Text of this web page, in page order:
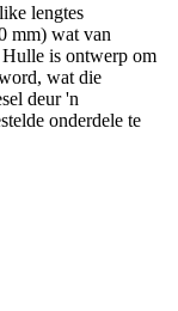
lengtes
mm) wat van
is ontwerp om
wat die
deur 'n
onderdele te